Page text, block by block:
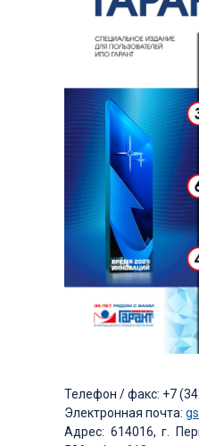
Телефон / факс: +7
Электронная почта:
Адрес: 614016, г.